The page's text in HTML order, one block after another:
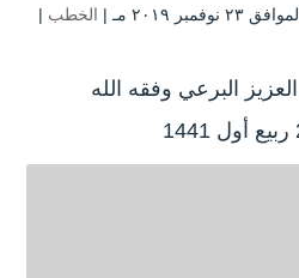
الخطب |
البرعي وفقه الله